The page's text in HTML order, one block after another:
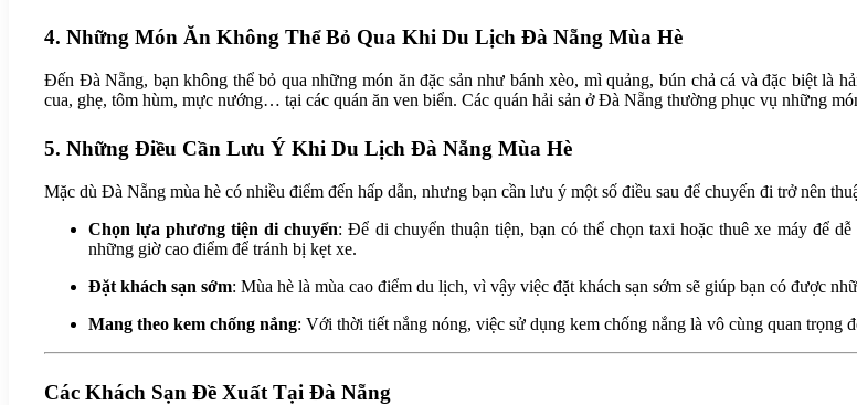
4. Những Món Ăn Không Thể Bỏ Qua Khi Du Lịch Đà Nẵng Mùa Hè
Đến Đà Nẵng, bạn không thể bỏ qua những món ăn đặc sản như bánh xèo, mì quảng, bún chả cá và đặc biệt là
cua, ghẹ, tôm hùm, mực nướng… tại các quán ăn ven biển. Các quán hải sản ở Đà Nẵng thường phục vụ những
5. Những Điều Cần Lưu Ý Khi Du Lịch Đà Nẵng Mùa Hè
Mặc dù Đà Nẵng mùa hè có nhiều điểm đến hấp dẫn, nhưng bạn cần lưu ý một số điều sau để chuyến đi trở nên
Chọn lựa phương tiện di chuyển: Để di chuyển thuận tiện, bạn có thể chọn taxi hoặc thuê xe máy để
những giờ cao điểm để tránh bị kẹt xe.
Đặt khách sạn sớm: Mùa hè là mùa cao điểm du lịch, vì vậy việc đặt khách sạn sớm sẽ giúp bạn có được
Mang theo kem chống nắng: Với thời tiết nắng nóng, việc sử dụng kem chống nắng là vô cùng quan trọng
Các Khách Sạn Đề Xuất Tại Đà Nẵng